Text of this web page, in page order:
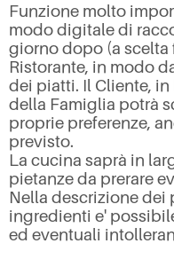
Funzione molto
modo digitale di
giorno dopo (a scelta
Ristorante, in modo
dei piatti. Il Cliente,
della Famiglia potrà
proprie preferenze,
previsto.
La cucina saprà in
pietanze da prerare
Nella descrizione dei
ingredienti e'
ed eventuali